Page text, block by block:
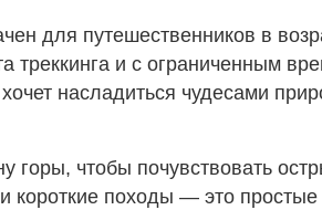
для путешественников в
треккинга и с ограниченным
насладиться чудесами
горы, чтобы почувствовать
короткие походы — это